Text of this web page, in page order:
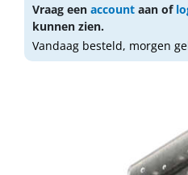
Vraag een account aan of
kunnen zien.
Vandaag besteld, morgen